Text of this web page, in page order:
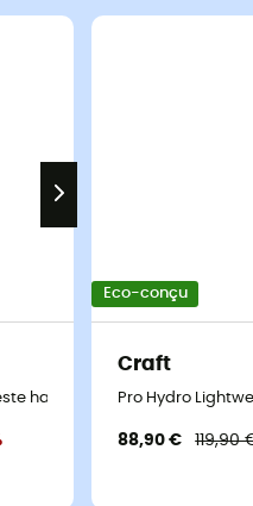
hardshell femme
Eco-conçu
Craft
Pro Hydro
88,90 € 119,90